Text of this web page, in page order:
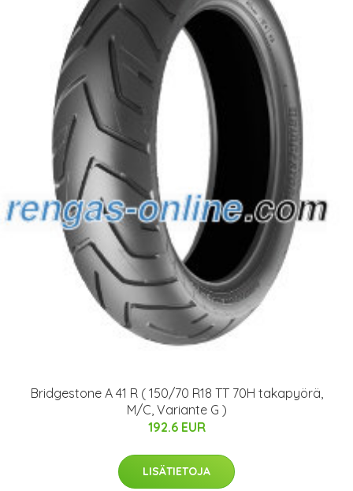
Bridgestone A 41 R ( 150/70 R18 TT 70H takapyörä,
M/C, Variante G )
192.6 EUR
LISÄTIETOJA